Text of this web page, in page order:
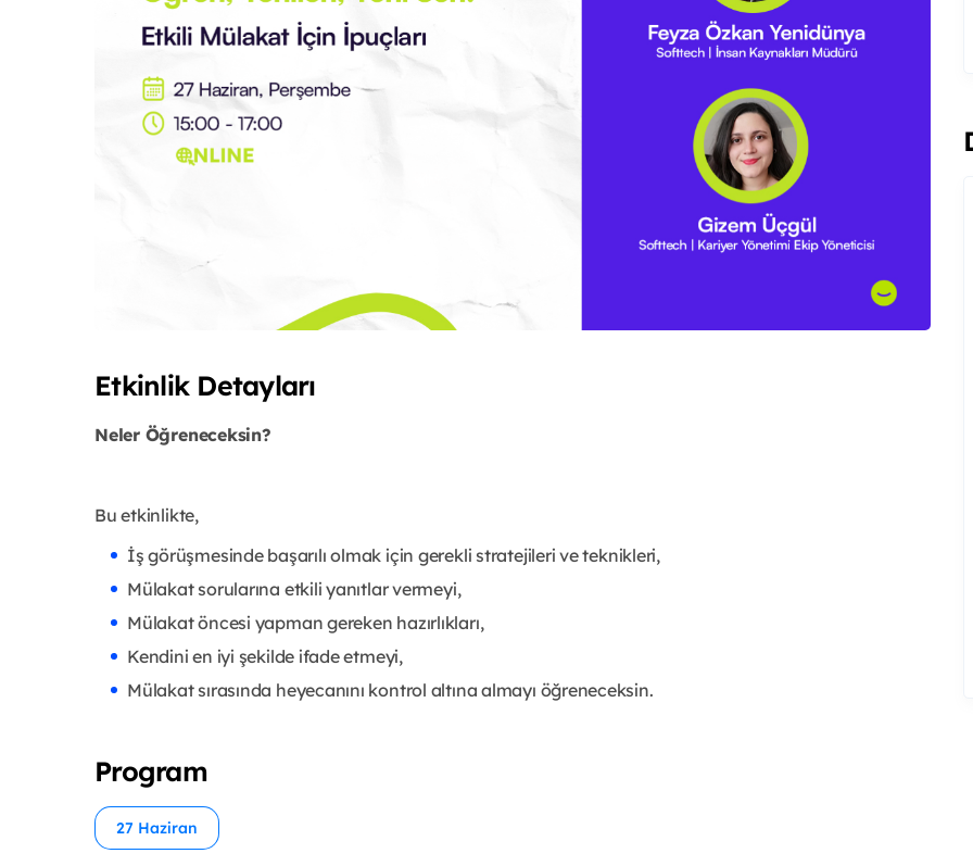
Etkinlik Detayları
Neler Öğreneceksin?
Bu etkinlikte,
İş görüşmesinde başarılı olmak için gerekli stratejileri ve teknikleri,
Mülakat sorularına etkili yanıtlar vermeyi,
Mülakat öncesi yapman gereken hazırlıkları,
Kendini en iyi şekilde ifade etmeyi,
Mülakat sırasında heyecanını kontrol altına almayı öğreneceksin.
Program
27 Haziran